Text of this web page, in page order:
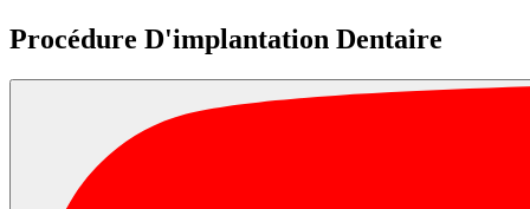
Procédure D'implantation Dentaire